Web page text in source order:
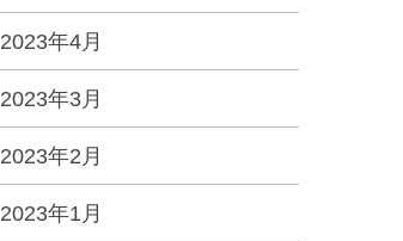
2023年4月
2023年3月
2023年2月
2023年1月